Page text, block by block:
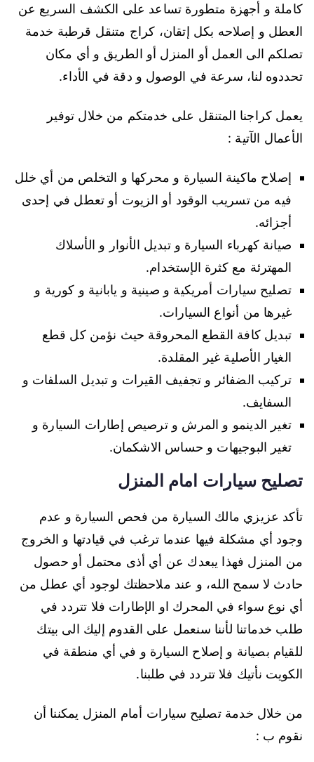
كاملة و أجهزة متطورة تساعد على الكشف السريع عن
العطل و إصلاحه بكل إتقان، كراج متنقل قرطبة خدمة
تصلكم الى العمل أو المنزل أو الطريق و أي مكان
تحددوه لنا، سرعة في الوصول و دقة في الأداء.
يعمل كراجنا المتنقل على خدمتكم من خلال توفير
الأعمال الآتية :
إصلاح ماكينة السيارة و محركها و التخلص من أي خلل
فيه من تسريب الوقود أو الزيوت أو تعطل في إحدى
أجزائه.
صيانة كهرباء السيارة و تبديل الأنوار و الأسلاك
المهترئة مع كثرة الإستخدام.
تصليح سيارات أمريكية و صينية و يابانية و كورية و
غيرها من أنواع السيارات.
تبديل كافة القطع المحروقة حيث نؤمن كل قطع
الغيار الأصلية غير المقلدة.
تركيب الضفائر و تجفيف القيرات و تبديل السلفات و
السفايف.
تغير الدينمو و المرش و ترصيص إطارات السيارة و
تغير البوجيهات و حساس الاشكمان.
تصليح سيارات امام المنزل
تأكد عزيزي مالك السيارة من فحص السيارة و عدم
وجود أي مشكلة فيها عندما ترغب في قيادتها و الخروج
من المنزل فهذا يبعدك عن أي أذى محتمل أو حصول
حادث لا سمح الله، و عند ملاحظتك لوجود أي عطل من
أي نوع سواء في المحرك او الإطارات فلا تتردد في
طلب خدماتنا لأننا سنعمل على القدوم إليك الى بيتك
للقيام بصيانة و إصلاح السيارة و في أي منطقة في
الكويت نأتيك فلا تتردد في طلبنا.
من خلال خدمة تصليح سيارات أمام المنزل يمكننا أن
نقوم ب :